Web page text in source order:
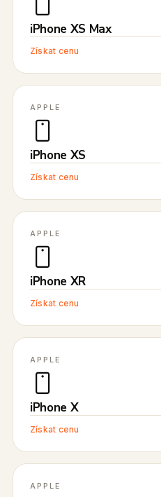
iPhone XS Max
Získat cenu
APPLE
iPhone XS
Získat cenu
APPLE
iPhone XR
Získat cenu
APPLE
iPhone X
Získat cenu
APPLE